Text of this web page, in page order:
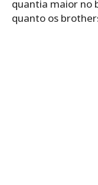
quantia maior no
quanto os